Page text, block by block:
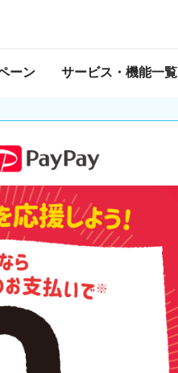
ーン サービス・機能一覧